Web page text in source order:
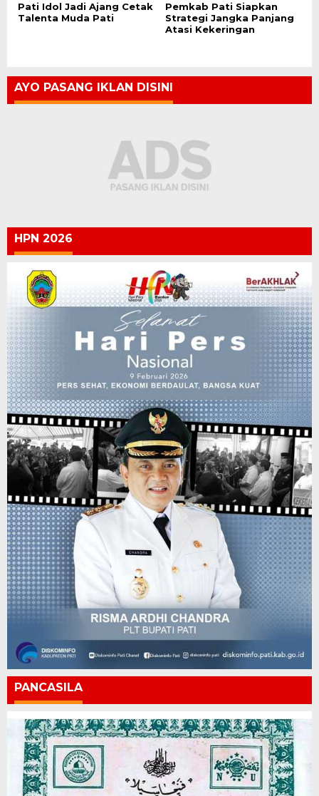
Pati Idol Jadi Ajang Cetak
Talenta Muda Pati
Pemkab Pati Siapkan
Strategi Jangka Panjang
Atasi Kekeringan
AYO PASANG IKLAN DISINI
HPN 2026
PANCASILA